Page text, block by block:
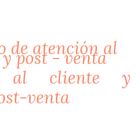
al cliente y
venta